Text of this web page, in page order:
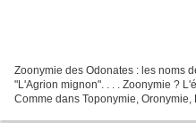
Zoonymie des Odonates : les noms
"L'Agrion mignon". . . . Zoonymie ?
Comme dans Toponymie,